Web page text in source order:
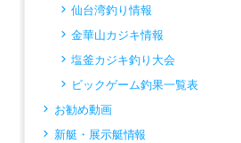
仙台湾釣り情報
金華山カジキ情報
塩釜カジキ釣り大会
ビックゲーム釣果一覧表
お勧め動画
新艇・展示艇情報